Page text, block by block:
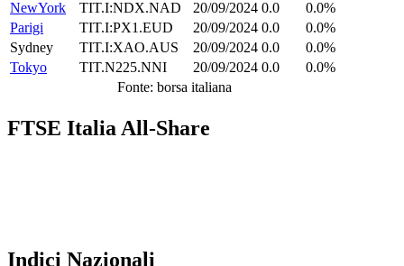
NewYork
TIT.I:NDX.NAD 20/09/2024 0.0
0.0%
Parigi
TIT.I:PX1.EUD 20/09/2024 0.0
0.0%
Sydney
TIT.I:XAO.AUS 20/09/2024 0.0
0.0%
Tokyo
TIT.N225.NNI 20/09/2024 0.0
0.0%
Fonte: borsa italiana
FTSE Italia All-Share
Indici Nazionali